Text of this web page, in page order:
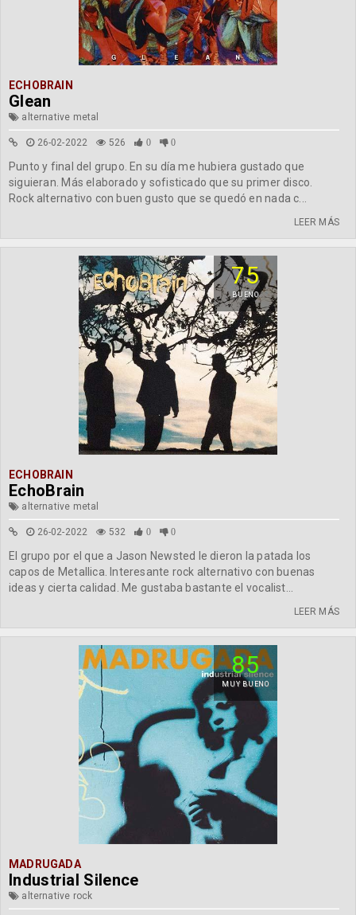
ECHOBRAIN
Glean
alternative metal
26-02-2022 526 0 0
Punto y final del grupo. En su día me hubiera gustado que
siguieran. Más elaborado y sofisticado que su primer disco.
Rock alternativo con buen gusto que se quedó en nada c...
LEER MÁS
75
BUENO
ECHOBRAIN
EchoBrain
alternative metal
26-02-2022 532 0 0
El grupo por el que a Jason Newsted le dieron la patada los
capos de Metallica. Interesante rock alternativo con buenas
ideas y cierta calidad. Me gustaba bastante el vocalist...
LEER MÁS
85
MUY BUENO
MADRUGADA
Industrial Silence
alternative rock